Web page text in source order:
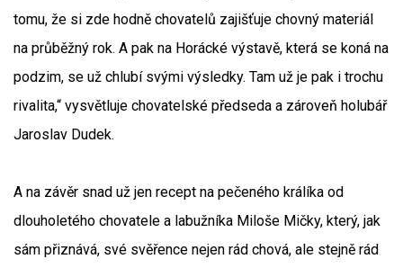
tomu, že si zde hodně chovatelů zajišťuje chovný materiál
na průběžný rok. A pak na Horácké výstavě, která se koná na
podzim, se už chlubí svými výsledky. Tam už je pak i trochu
rivalita,“ vysvětluje chovatelské předseda a zároveň holubář
Jaroslav Dudek.
A na závěr snad už jen recept na pečeného králíka od
dlouholetého chovatele a labužníka Miloše Mičky, který, jak
sám přiznává, své svěřence nejen rád chová, ale stejně rád